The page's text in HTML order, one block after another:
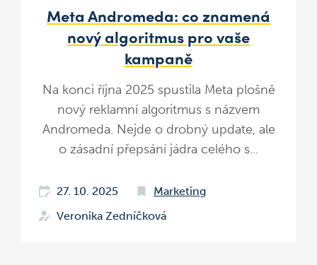
Meta Andromeda: co znamená
nový algoritmus pro vaše
kampaně
Na konci října 2025 spustila Meta plošně
nový reklamní algoritmus s názvem
Andromeda. Nejde o drobný update, ale
o zásadní přepsání jádra celého s...
27. 10. 2025
Marketing
Veronika Zedníčková